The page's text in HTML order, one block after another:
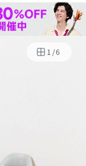
1 /6